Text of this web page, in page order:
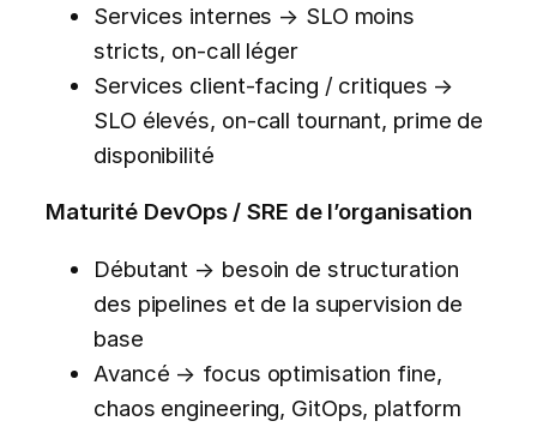
Services internes → SLO moins
stricts, on-call léger
Services client-facing / critiques →
SLO élevés, on-call tournant, prime de
disponibilité
Maturité DevOps / SRE de l’organisation
Débutant → besoin de structuration
des pipelines et de la supervision de
base
Avancé → focus optimisation fine,
chaos engineering, GitOps, platform